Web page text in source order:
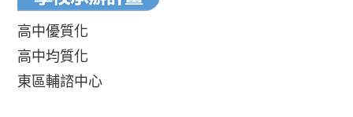
高中優質化
高中均質化
東區輔諮中心